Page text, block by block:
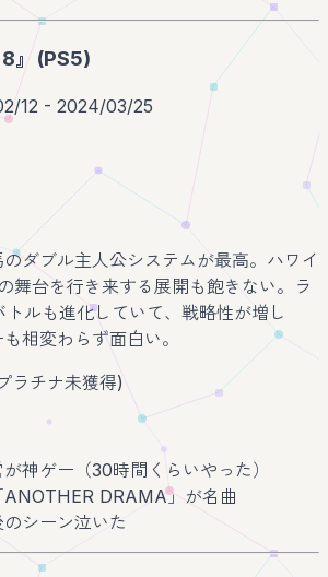
』(PS5)
12 - 2024/03/25
ダブル主人公システムが最高。ハワイ
舞台を行き来する展開も飽きない。ラ
ルも進化していて、戦略性が増し
相変わらず面白い。
ラチナ未獲得)
が神ゲー（30時間くらいやった）
ANOTHER DRAMA」が名曲
シーン泣いた